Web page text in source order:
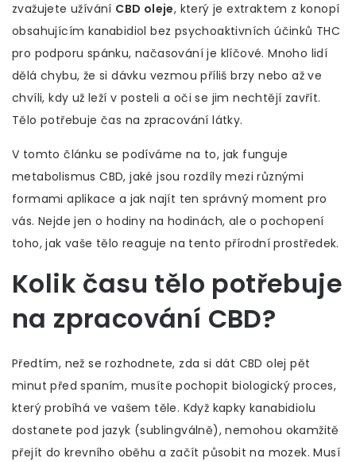
zvažujete užívání CBD oleje, který jeextraktem z konopí
obsahujícím kanabidiol bez psychoaktivních účinků THC
pro podporu spánku, načasování je klíčové. Mnoho lidí
dělá chybu, že si dávku vezmou příliš brzy nebo až ve
chvíli, kdy už leží v posteli a oči se jim nechtějí zavřít.
Tělo potřebuje čas na zpracování látky.
V tomto článku se podíváme na to, jak funguje
metabolismus CBD, jaké jsou rozdíly mezi různými
formami aplikace a jak najít ten správný moment pro
vás. Nejde jen o hodiny na hodinách, ale o pochopení
toho, jak vaše tělo reaguje na tento přírodní prostředek.
Kolik času tělo potřebuje
na zpracování CBD?
Předtím, než se rozhodnete, zda si dát CBD olej pět
minut před spaním, musíte pochopit biologický proces,
který probíhá ve vašem těle. Když kapky kanabidiolu
dostanete pod jazyk (sublingválně), nemohou okamžitě
přejít do krevního oběhu a začít působit na mozek. Musí